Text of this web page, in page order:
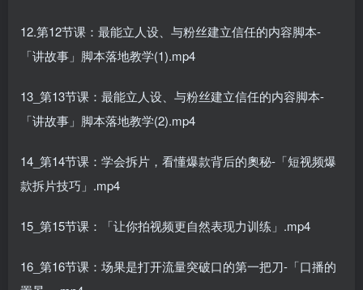
12.第12节课：最能立人设、与粉丝建立信任的内容脚本-
「讲故事」脚本落地教学(1).mp4
13_第13节课：最能立人设、与粉丝建立信任的内容脚本-
「讲故事」脚本落地教学(2).mp4
14_第14节课：学会拆片，看懂爆款背后的奧秘-「短视频爆
款拆片技巧」.mp4
15_第15节课：「让你拍视频更自然表现力训练」.mp4
16_第16节课：场果是打开流量突破口的第一把刀-「口播的